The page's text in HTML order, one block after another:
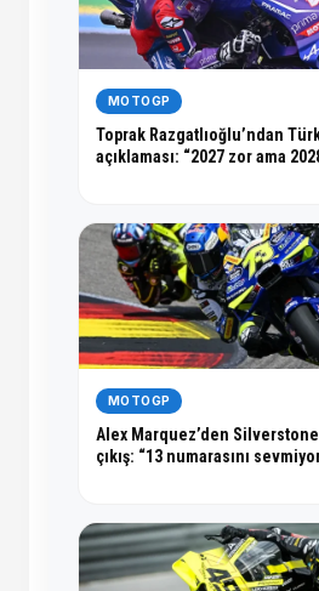
MOTOGP
Toprak Razgatlıoğlu’ndan
açıklaması: “2027 zor ama
MOTOGP
Alex Marquez’den
çıkış: “13 numarasını